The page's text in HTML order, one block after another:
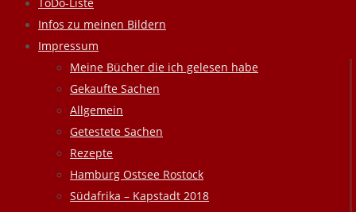
springenInfos zu meinen Bildern
Impressum
Meine Bücher die ich gelesen habe
Gekaufte Sachen
Allgemein
Getestete Sachen
Rezepte
Hamburg Ostsee Rostock
Südafrika – Kapstadt 2018